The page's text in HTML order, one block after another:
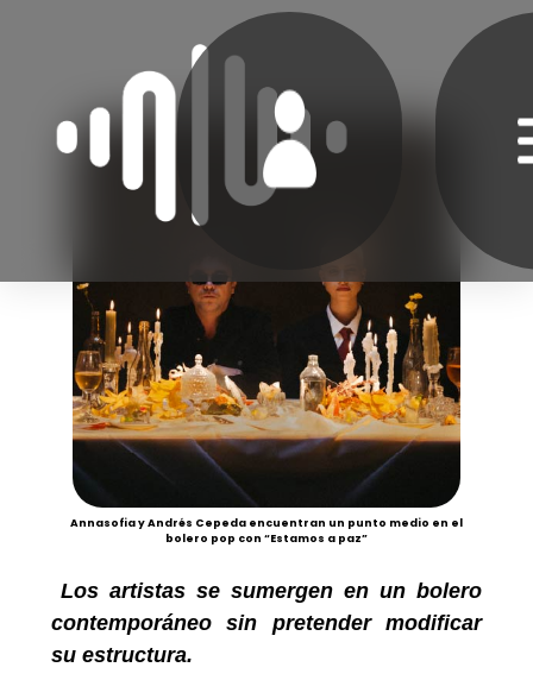
Annasofia y Andrés Cepeda encuentran un punto medio en el
bolero pop con “Estamos a paz”
Los artistas se sumergen en un bolero
contemporáneo sin pretender modificar
su estructura.